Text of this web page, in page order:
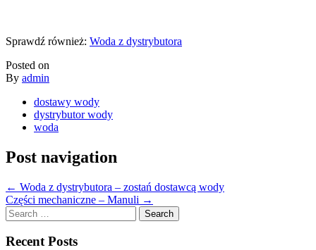
Sprawdź również: Woda z dystrybutora
Posted on
By admin
dostawy wody
dystrybutor wody
woda
Post navigation
← Woda z dystrybutora – zostań dostawcą wody
Części mechaniczne – Manuli →
Search
for:
Recent Posts